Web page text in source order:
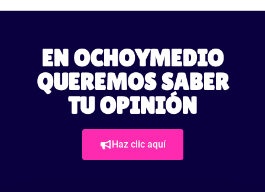
EN OCHOYMEDIO
QUEREMOS SABER
TU OPINIÓN
Haz clic aquí